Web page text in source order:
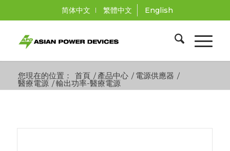
简体中文 繁體中文 English
您現在的位置： 首頁 / 產品中心 / 電源供應器 /
醫療電源 /輸出功率-醫療電源